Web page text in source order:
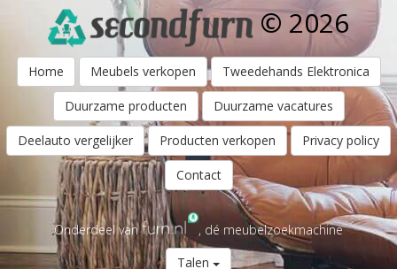
© 2026
Home Meubels verkopen Tweedehands Elektronica
Duurzame producten Duurzame vacatures
Deelauto vergelijker Producten verkopen Privacy policy
Contact
Onderdeel van
, dé meubelzoekmachine
Talen